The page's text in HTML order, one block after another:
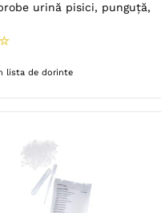
urină pisici, punguță,
☆
lista de dorinte